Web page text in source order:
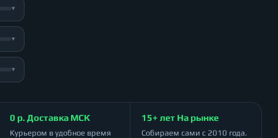
▾
▾
▾
0 р. Доставка МСК
Курьером в удобное время
15+ лет На рынке
Собираем сами с 2010 года.